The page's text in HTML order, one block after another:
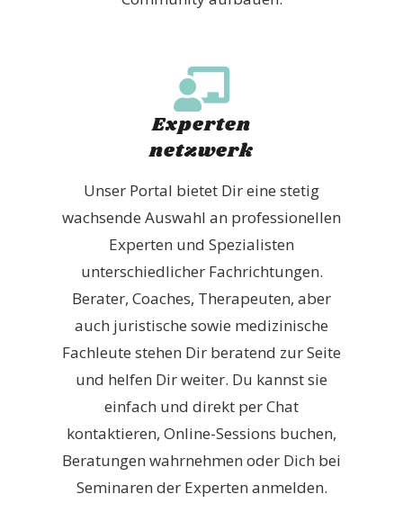
Experten
netzwerk
Unser Portal bietet Dir eine stetig
wachsende Auswahl an professionellen
Experten und Spezialisten
unterschiedlicher Fachrichtungen.
Berater, Coaches, Therapeuten, aber
auch juristische sowie medizinische
Fachleute stehen Dir beratend zur Seite
und helfen Dir weiter. Du kannst sie
einfach und direkt per Chat
kontaktieren, Online-Sessions buchen,
Beratungen wahrnehmen oder Dich bei
Seminaren der Experten anmelden.